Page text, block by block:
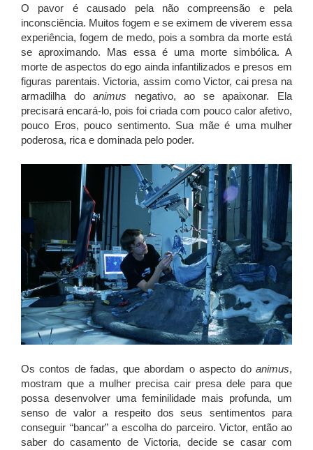
O pavor é causado pela não compreensão e pela
inconsciência. Muitos fogem e se eximem de viverem essa
experiência, fogem de medo, pois a sombra da morte está
se aproximando. Mas essa é uma morte simbólica. A
morte de aspectos do ego ainda infantilizados e presos em
figuras parentais. Victoria, assim como Victor, cai presa na
armadilha doanimus negativo, ao se apaixonar. Ela
precisará encará-lo, pois foi criada com pouco calor afetivo,
pouco Eros, pouco sentimento. Sua mãe é uma mulher
poderosa, rica e dominada pelo poder.
Os contos de fadas, que abordam o aspecto doanimus,
mostram que a mulher precisa cair presa dele para que
possa desenvolver uma feminilidade mais profunda, um
senso de valor a respeito dos seus sentimentos para
conseguir “bancar” a escolha do parceiro. Victor, então ao
saber do casamento de Victoria, decide se casar com